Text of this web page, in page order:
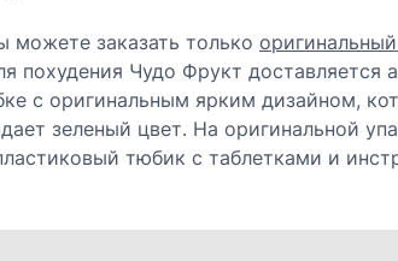
48
заказать только
похудения Чудо Фрукт доставляется
с оригинальным ярким дизайном,
зеленый цвет. На оригинальной
тюбик с таблетками и